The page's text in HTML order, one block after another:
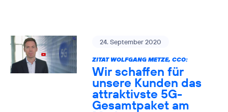
24. September 2020
ZITAT WOLFGANG METZE, CCO:
Wir schaffen für
unsere Kunden das
attraktivste 5G-
Gesamtpaket am